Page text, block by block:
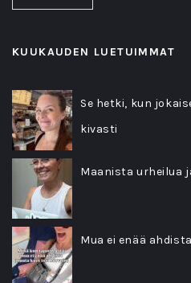
KUUKAUDEN LUETUIMMAT
Se hetki, kun
kivasti
Maanista urheilua
Mua ei enää